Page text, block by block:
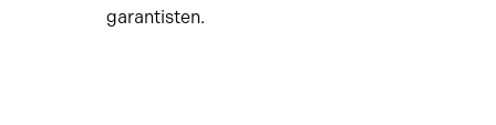
garantisten.